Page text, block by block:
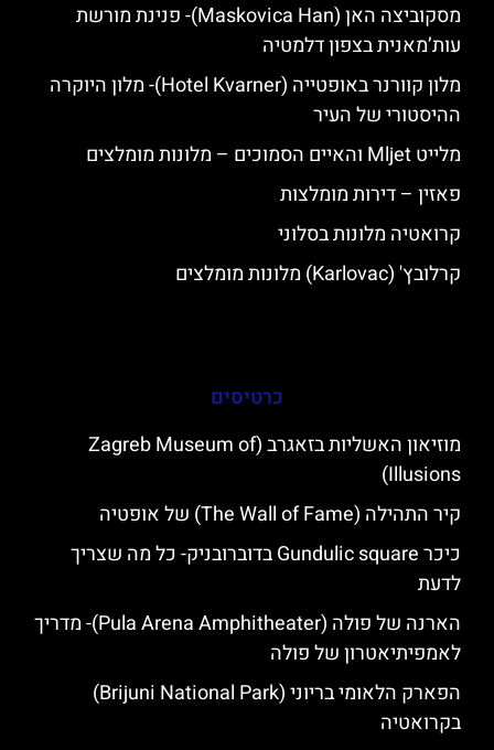
מסקוביצה האן (Maskovica Han)- פנינת מורשת
עות’מאנית בצפון דלמטיה
מלון קוורנר באופטייה (Hotel Kvarner)- מלון היוקרה
ההיסטורי של העיר
מלייט Mljet והאיים הסמוכים – מלונות מומלצים
פאזין – דירות מומלצות
קרואטיה מלונות בסלוני
קרלובץ' (Karlovac) מלונות מומלצים
כרטיסים
מוזיאון האשליות בזאגרב (Zagreb Museum of
Illusions)
קיר התהילה (The Wall of Fame) של אופטיה
כיכר Gundulic square בדוברובניק- כל מה שצריך
לדעת
הארנה של פולה (Pula Arena Amphitheater)- מדריך
לאמפיתיאטרון של פולה
הפארק הלאומי בריוני (Brijuni National Park)
בקרואטיה